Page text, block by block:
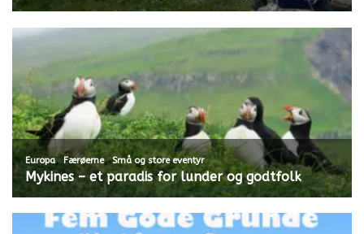
Europa,Færøerne,Små og store eventyr
Mykines – et paradis for lunder og godtfolk